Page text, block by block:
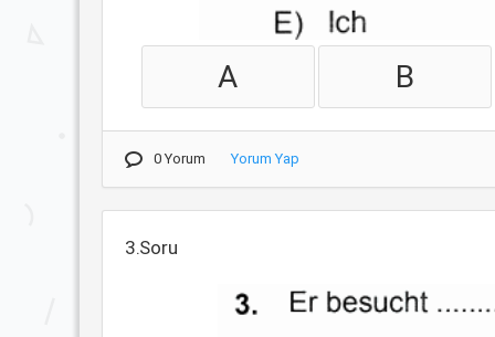
A B
0 Yorum Yorum Yap
3.Soru